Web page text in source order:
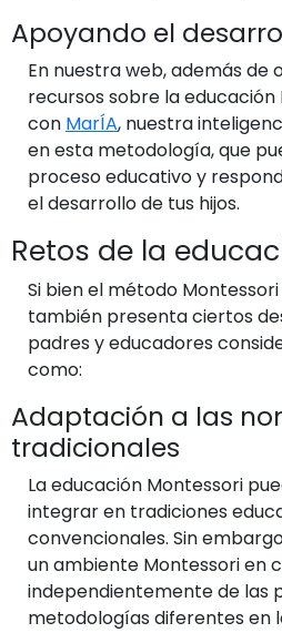
Apoyando el
En nuestra web, además
recursos sobre la
con MarÍA, nuestra
en esta metodología, que
proceso educativo y
el desarrollo de tus hijos.
Retos de la
Si bien el método
también presenta ciertos
padres y educadores
como:
Adaptación a las
tradicionales
La educación Montessori
integrar en tradiciones
convencionales. Sin
un ambiente Montessori en
independientemente de las
metodologías diferentes en